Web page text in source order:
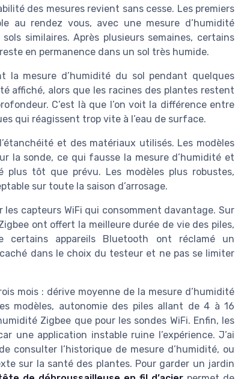
des mesures revient sans cesse. Les premiers
au rendez vous, avec une mesure d’humidité
similaires. Après plusieurs semaines, certains
en permanence dans un sol très humide.
mesure d’humidité du sol pendant quelques
affiché, alors que les racines des plantes restent
C’est là que l’on voit la différence entre
qui réagissent trop vite à l’eau de surface.
et des matériaux utilisés. Les modèles
la sonde, ce qui fausse la mesure d’humidité et
plus tôt que prévu. Les modèles plus robustes,
sur toute la saison d’arrosage.
capteurs WiFi qui consomment davantage. Sur
ont offert la meilleure durée de vie des piles,
certains appareils Bluetooth ont réclamé un
dans le choix du testeur et ne pas se limiter
mois : dérive moyenne de la mesure d’humidité
modèles, autonomie des piles allant de 4 à 16
Zigbee que pour les sondes WiFi. Enfin, les
une application instable ruine l’expérience. J’ai
consulter l’historique de mesure d’humidité, ou
sur la santé des plantes. Pour garder un jardin